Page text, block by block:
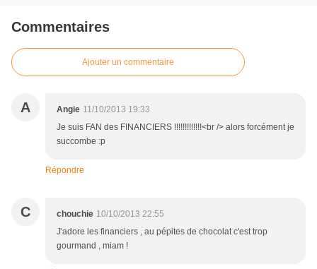
Commentaires
Ajouter un commentaire
A Angie 11/10/2013 19:33
Je suis FAN des FINANCIERS !!!!!!!!!!!!!<br /> alors forcément je
succombe :p
Répondre
C chouchie 10/10/2013 22:55
J'adore les financiers , au pépites de chocolat c'est trop
gourmand , miam !